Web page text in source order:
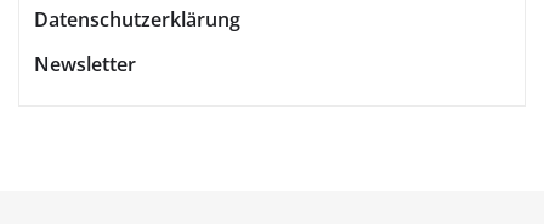
Datenschutzerklärung
Newsletter